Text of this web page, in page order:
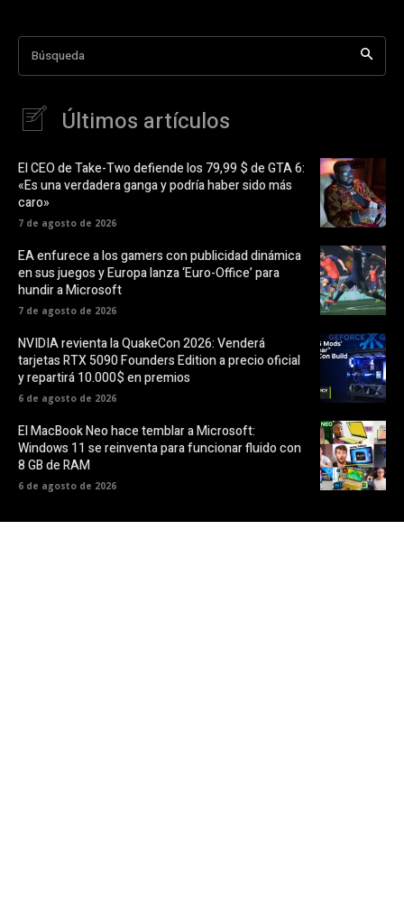
Búsqueda
Últimos artículos
El CEO de Take-Two defiende los 79,99 $ de GTA 6:
«Es una verdadera ganga y podría haber sido más
caro»
7 de agosto de 2026
EA enfurece a los gamers con publicidad dinámica
en sus juegos y Europa lanza ‘Euro-Office’ para
hundir a Microsoft
7 de agosto de 2026
NVIDIA revienta la QuakeCon 2026: Venderá
tarjetas RTX 5090 Founders Edition a precio oficial
y repartirá 10.000$ en premios
6 de agosto de 2026
El MacBook Neo hace temblar a Microsoft:
Windows 11 se reinventa para funcionar fluido con
8 GB de RAM
6 de agosto de 2026